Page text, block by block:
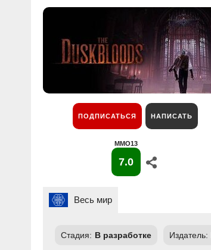
ПОДПИСАТЬСЯ НАПИСАТЬ
MMO13
7.0
Весь мир
Стадия: В разработке Издатель: